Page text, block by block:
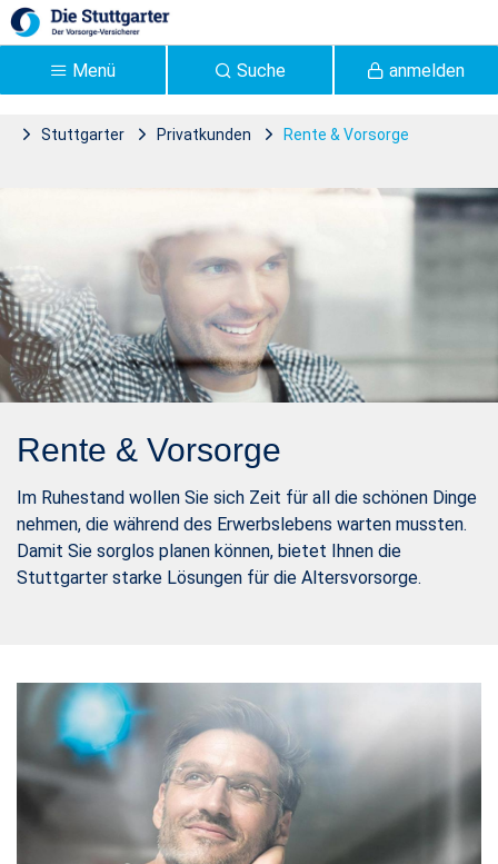
Zum Hauptinhalt springen
anmelden
Suche
Menü
Stuttgarter Privatkunden Rente & Vorsorge
Stuttgarter Versicherung -
Stuttgarter
Rente & Vorsorge
Im Ruhestand wollen Sie sich Zeit für all die schönen Dinge
nehmen, die während des Erwerbslebens warten mussten.
Damit Sie sorglos planen können, bietet Ihnen die
Stuttgarter starke Lösungen für die Altersvorsorge.